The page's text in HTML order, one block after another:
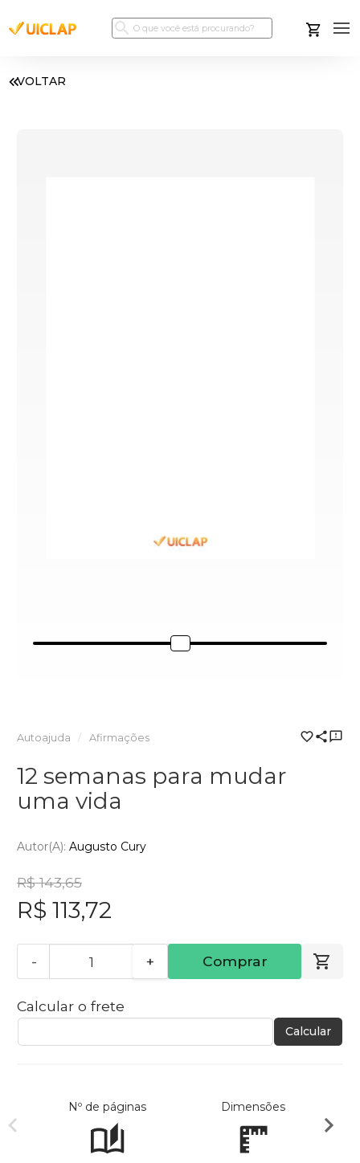
VOLTAR
Autoajuda Afirmações
12 semanas para mudar
uma vida
Autor(a): Augusto Cury
R$ 143,65
R$ 113,72
- + Comprar
Calcular o frete
Calcular
Nº de páginas Dimensões